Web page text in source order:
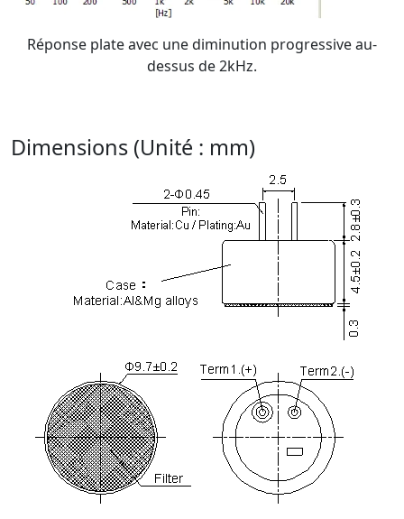
Réponse plate avec une diminution progressive au-
dessus de 2kHz.
Dimensions (Unité : mm)